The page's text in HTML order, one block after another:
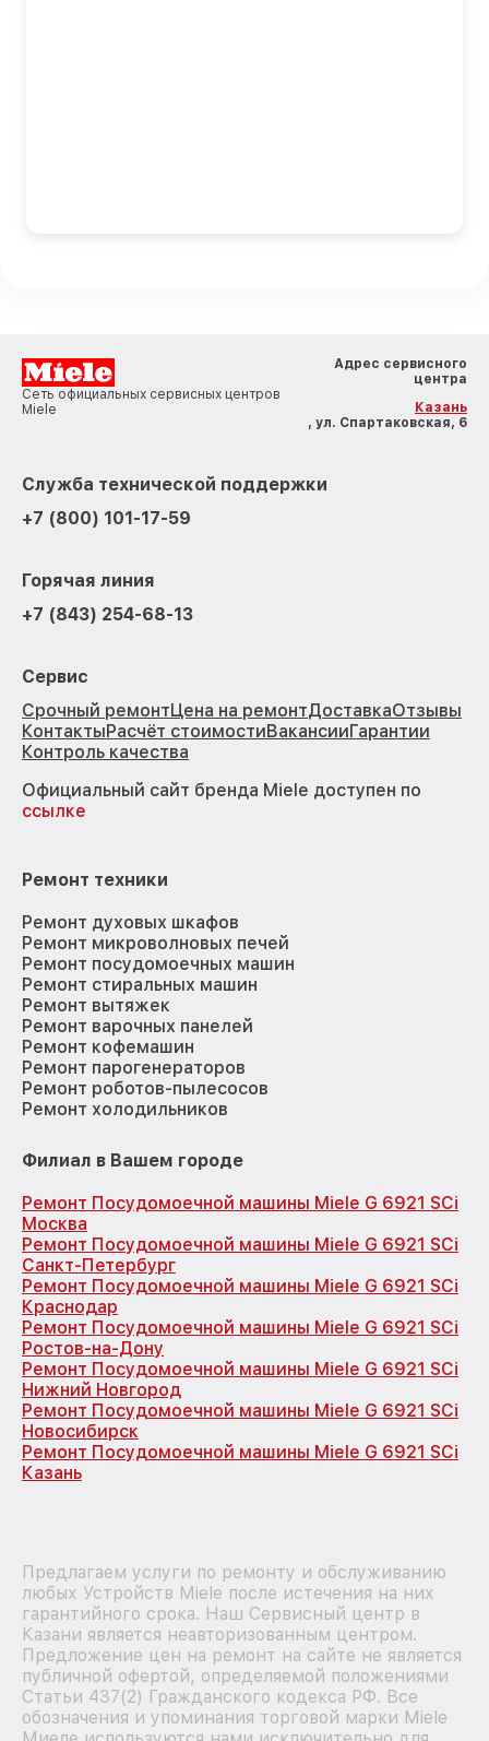
Сеть официальных сервисных центров
Miele
Адрес сервисного
центра
Казань
, ул. Спартаковская, 6
Служба технической поддержки
+7 (800) 101-17-59
Горячая линия
+7 (843) 254-68-13
Сервис
Срочный ремонтЦена на ремонтДоставкаОтзывы
КонтактыРасчёт стоимостиВакансииГарантии
Контроль качества
Официальный сайт бренда Miele доступен по
ссылке
Ремонт техники
Ремонт духовых шкафов
Ремонт микроволновых печей
Ремонт посудомоечных машин
Ремонт стиральных машин
Ремонт вытяжек
Ремонт варочных панелей
Ремонт кофемашин
Ремонт парогенераторов
Ремонт роботов-пылесосов
Ремонт холодильников
Филиал в Вашем городе
Ремонт Посудомоечной машины Miele G 6921 SCi
Москва
Ремонт Посудомоечной машины Miele G 6921 SCi
Санкт-Петербург
Ремонт Посудомоечной машины Miele G 6921 SCi
Краснодар
Ремонт Посудомоечной машины Miele G 6921 SCi
Ростов-на-Дону
Ремонт Посудомоечной машины Miele G 6921 SCi
Нижний Новгород
Ремонт Посудомоечной машины Miele G 6921 SCi
Новосибирск
Ремонт Посудомоечной машины Miele G 6921 SCi
Казань
Предлагаем услуги по ремонту и обслуживанию
любых Устройств Miele после истечения на них
гарантийного срока. Наш Сервисный центр в
Казани является неавторизованным центром.
Предложение цен на ремонт на сайте не является
публичной офертой, определяемой положениями
Статьи 437(2) Гражданского кодекса РФ. Все
обозначения и упоминания торговой марки Miele